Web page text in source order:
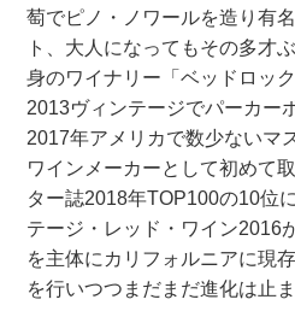
萄でピノ・ノワールを造り有
ト、大人になってもその多才
身のワイナリー「ベッドロッ
2013ヴィンテージでパーカー
2017年アメリカで数少ないマ
ワインメーカーとして初めて
ター誌2018年TOP100の10位
テージ・レッド・ワイン2016
を主体にカリフォルニアに現
を行いつつまだまだ進化は止